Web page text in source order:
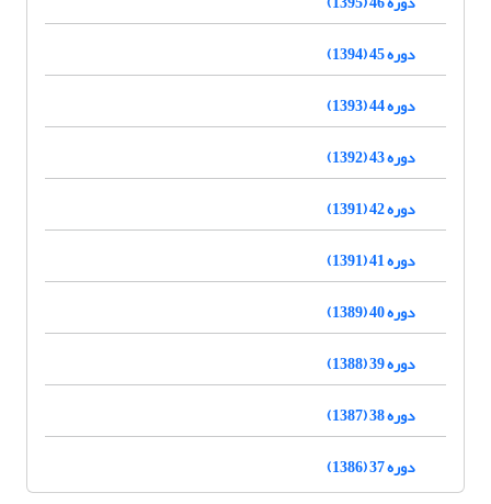
دوره 45 (1394)
دوره 44 (1393)
دوره 43 (1392)
دوره 42 (1391)
دوره 41 (1391)
دوره 40 (1389)
دوره 39 (1388)
دوره 38 (1387)
دوره 37 (1386)